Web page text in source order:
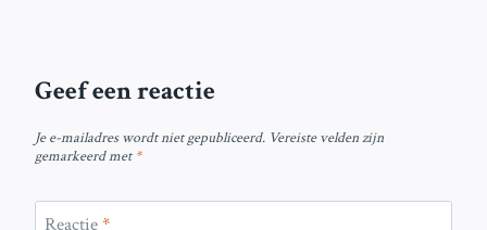
Geef een reactie
Je e-mailadres wordt niet gepubliceerd. Vereiste velden zijn
gemarkeerd met*
Reactie*